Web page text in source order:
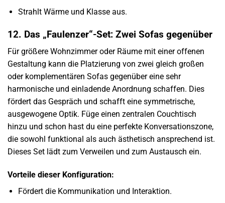
Strahlt Wärme und Klasse aus.
12. Das „Faulenzer“-Set: Zwei Sofas gegenüber
Für größere Wohnzimmer oder Räume mit einer offenen
Gestaltung kann die Platzierung von zwei gleich großen
oder komplementären Sofas gegenüber eine sehr
harmonische und einladende Anordnung schaffen. Dies
fördert das Gespräch und schafft eine symmetrische,
ausgewogene Optik. Füge einen zentralen Couchtisch
hinzu und schon hast du eine perfekte Konversationszone,
die sowohl funktional als auch ästhetisch ansprechend ist.
Dieses Set lädt zum Verweilen und zum Austausch ein.
Vorteile dieser Konfiguration:
Fördert die Kommunikation und Interaktion.